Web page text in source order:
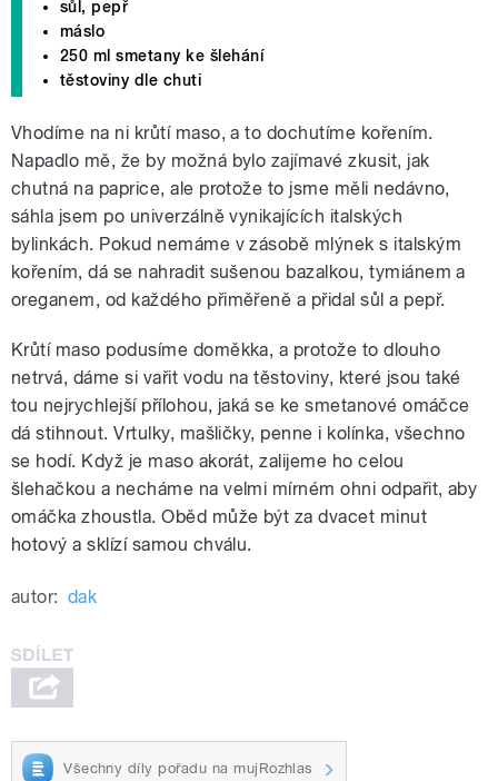
sůl, pepř
máslo
250 ml smetany ke šlehání
těstoviny dle chuti
Vhodíme na ni krůtí maso, a to dochutíme kořením.
Napadlo mě, že by možná bylo zajímavé zkusit, jak
chutná na paprice, ale protože to jsme měli nedávno,
sáhla jsem po univerzálně vynikajících italských
bylinkách. Pokud nemáme v zásobě mlýnek s italským
kořením, dá se nahradit sušenou bazalkou, tymiánem a
oreganem, od každého přiměřeně a přidal sůl a pepř.
Krůtí maso podusíme doměkka, a protože to dlouho
netrvá, dáme si vařit vodu na těstoviny, které jsou také
tou nejrychlejší přílohou, jaká se ke smetanové omáčce
dá stihnout. Vrtulky, mašličky, penne i kolínka, všechno
se hodí. Když je maso akorát, zalijeme ho celou
šlehačkou a necháme na velmi mírném ohni odpařit, aby
omáčka zhoustla. Oběd může být za dvacet minut
hotový a sklízí samou chválu.
autor: dak
Všechny díly pořadu na mujRozhlas